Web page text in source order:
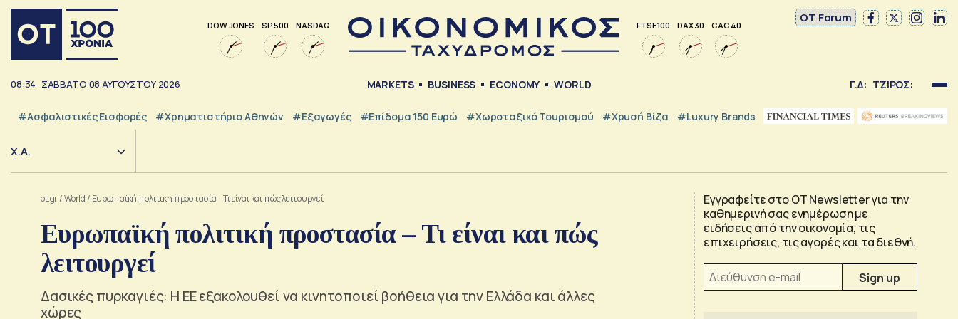
DOW JONES SP 500 NASDAQ FTSE 100 DAX 30 CAC 40
OT Forum
08:34 ΣΑΒΒΑΤΟ 08 ΑΥΓΟΥΣΤΟΥ 2026 MARKETS BUSINESS ECONOMY WORLD Γ.Δ: ΤΖΙΡΟΣ:
#Ασφαλιστικές Εισφορές #Χρηματιστήριο Αθηνών #εξαγωγές #Επίδομα 150 Ευρώ #Χωροταξικό Τουρισμού #Χρυσή Βίζα #luxury Brands
Χ.Α.
ot.gr/World / Ευρωπαϊκή πολιτική προστασία – Τι είναι και πώς λειτουργεί
Ευρωπαϊκή πολιτική προστασία – Τι είναι και πώς
λειτουργεί
Δασικές πυρκαγιές: Η ΕΕ εξακολουθεί να κινητοποιεί βοήθεια για την Ελλάδα και άλλες
χώρες
Εγγραφείτε στο OT Newsletter για την
καθημερινή σας ενημέρωση με
ειδήσεις από την οικονομία, τις
επιχειρήσεις, τις αγορές και τα διεθνή.